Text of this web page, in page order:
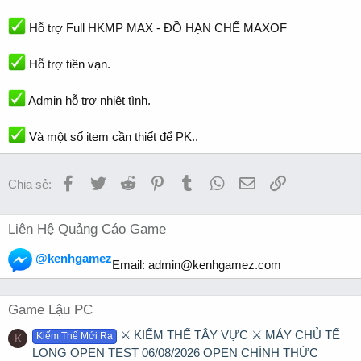
Hỗ trợ Full HKMP MAX - ĐỒ HẠN CHẾ MAXOF
Hỗ trợ tiền vạn.
Admin hỗ trợ nhiệt tình.
Và một số item cần thiết để PK..
Chia sẻ: Facebook
TwitterReddit PinterestTumblrWhatsApp
EmailLink
Liên Hệ Quảng Cáo Game
@kenhgamezEmail: admin@kenhgamez.com
Game Lậu PC
K Kiếm Thế Mới Ra
⚔️ KIẾM THẾ TÂY VỰC ⚔️ MÁY CHỦ TẾ
LONG OPEN TEST 06/08/2026 OPEN CHÍNH THỨC